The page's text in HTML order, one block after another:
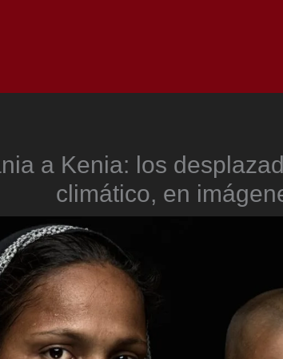
a Kenia: los
climático, en